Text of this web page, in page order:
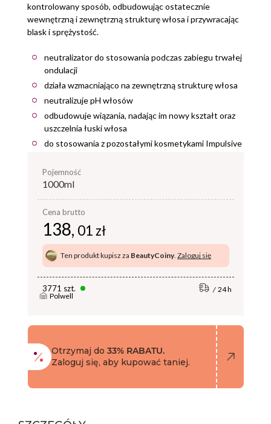
kontrolowany sposób, odbudowując ostatecznie
wewnętrzną i zewnętrzną strukturę włosa i przywracając
blask i sprężystość.
neutralizator do stosowania podczas zabiegu trwałej
ondulacji
działa wzmacniająco na zewnętrzną strukturę włosa
neutralizuje pH włosów
odbudowuje wiązania, nadając im nowy kształt oraz
uszczelnia łuski włosa
do stosowania z pozostałymi kosmetykami Impulsive
pojemność
1000ml
Cena brutto
138, 01 zł
Ten produkt kupisz za BeautyCoiny. Zaloguj się
3771 szt.
Polwell
24 h
Otrzymaj do 33% RABATU.
Zaloguj się, aby kupować taniej.